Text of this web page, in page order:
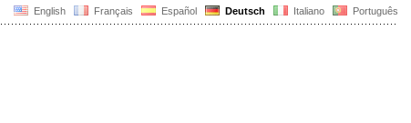
English Français Español Deutsch Italiano Português